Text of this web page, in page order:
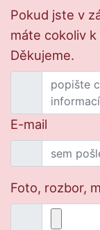
Pokud jste v
máte cokoliv
Děkujeme.
E-mail
Foto, rozbor,